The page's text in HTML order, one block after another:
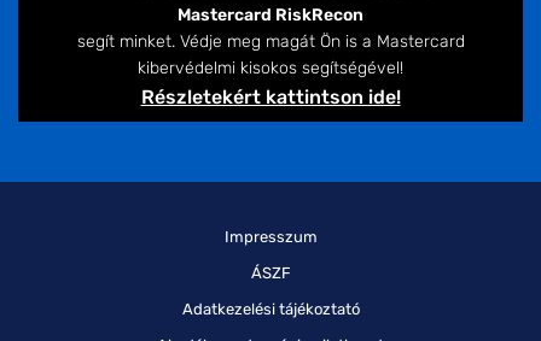
Mastercard RiskRecon
segít minket. Védje meg magát Ön is a Mastercard
kibervédelmi kisokos segítségével!
Részletekért kattintson ide!
Impresszum
ÁSZF
Adatkezelési tájékoztató